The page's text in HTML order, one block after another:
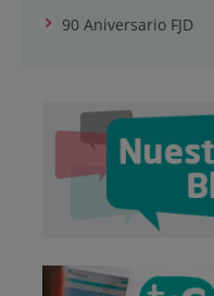
90 Aniversario FJD